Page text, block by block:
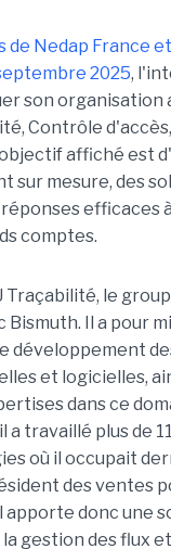
de Nedap France
2025,
son organisation
Contrôle
affiché est
sur mesure, des
efficaces
comptes.
Traçabilité, le
Il a pour
développement
et logicielles,
dans ce
a travaillé plus de
où il occupait
des ventes
apporte donc une
gestion des flux